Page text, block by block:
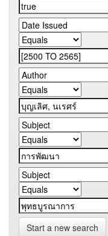
Start a new search